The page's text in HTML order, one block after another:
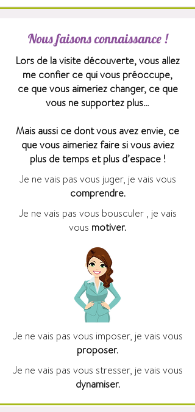
Nous faisons connaissance !
Lors de la visite découverte, vous allez
me confier ce qui vous préoccupe,
ce que vous aimeriez changer,ce que
vous ne supportez plus…
Mais aussi ce dont vous avez envie, ce
que vous aimeriez faire si vous aviez
plus de temps et plus d’espace !
Je ne vais pas vous juger, je vais vous
comprendre.
Je ne vais pas vous bousculer , je vais
vous motiver.
Je ne vais pas vous imposer, je vais vous
proposer.
Je ne vais pas vous stresser, je vais vous
dynamiser.